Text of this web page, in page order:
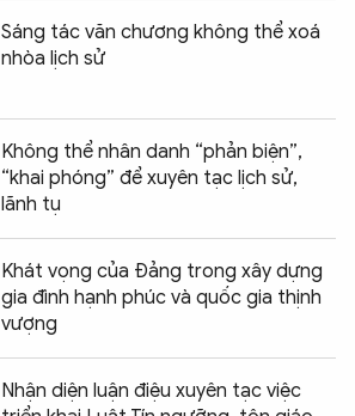
Sáng tác văn chương không thể xoá
nhòa lịch sử
Không thể nhân danh “phản biện”,
“khai phóng” để xuyên tạc lịch sử,
lãnh tụ
Khát vọng của Đảng trong xây dựng
gia đình hạnh phúc và quốc gia thịnh
vượng
Nhận diện luận điệu xuyên tạc việc